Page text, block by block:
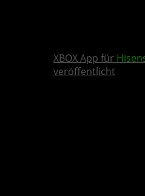
XBOX App für
veröffentlicht